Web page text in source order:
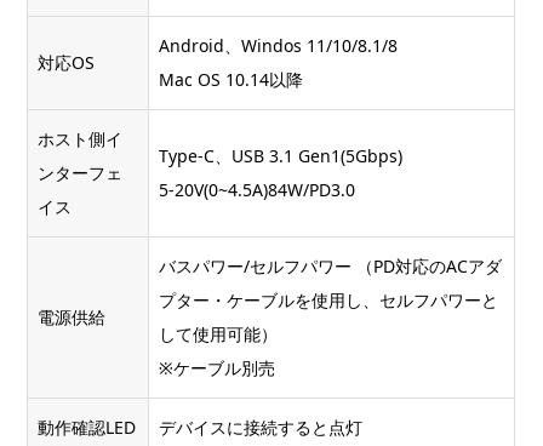
対応OS
Android、Windos 11/10/8.1/8
Mac OS 10.14以降
ホスト側イ
ンターフェ
イス
Type-C、USB 3.1 Gen1(5Gbps)
5-20V(0~4.5A)84W/PD3.0
電源供給
バスパワー/セルフパワー （PD対応のACアダ
プター・ケーブルを使用し、セルフパワーと
して使用可能）
※ケーブル別売
動作確認LED デバイスに接続すると点灯